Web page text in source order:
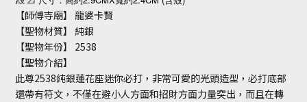
【師傅寺廟】 龍婆卡賢
【聖物材質】 純銀
【聖物年份】 2538
【聖物介紹】
此尊2538純銀蓮花座迷你必打，非常可愛的光頭造型，必打底部
還帶有符文，不僅在避小人方面和招財方面力量突出，而且在轉